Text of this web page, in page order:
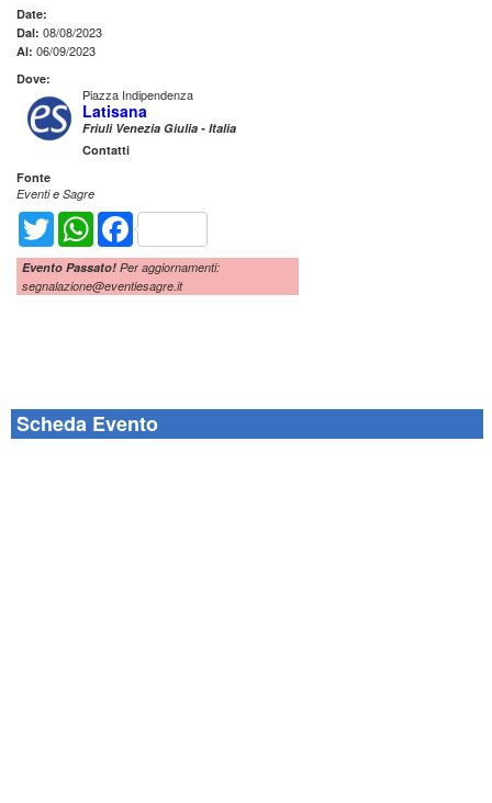
Date:
Dal: 08/08/2023
Al: 06/09/2023
Dove:
Piazza Indipendenza
Latisana
Friuli Venezia Giulia - Italia
Contatti
Fonte
Eventi e Sagre
Twitter WhatsAppFacebook
Evento Passato! Per aggiornamenti:
segnalazione@eventiesagre.it
Scheda Evento